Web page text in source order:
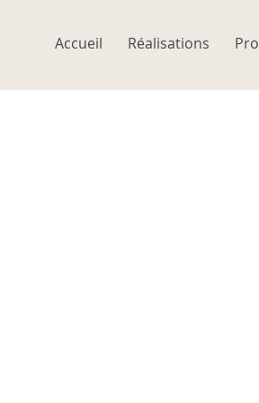
Accueil Réalisations